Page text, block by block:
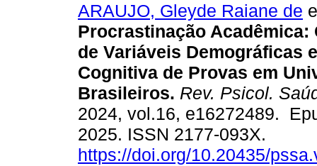
ARAUJO, Gleyde Raiane de
Procrastinação Acadêmica:
de Variáveis Demográficas
Cognitiva de Provas em
Brasileiros. Rev. Psicol.
2024, vol.16, e16272489.
2025. ISSN 2177-093X.
https://doi.org/10.20435/